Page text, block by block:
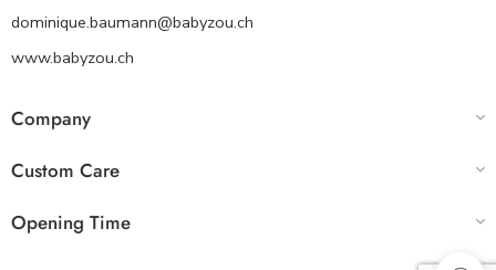
dominique.baumann@babyzou.ch
www.babyzou.ch
Company
Custom Care
Opening Time